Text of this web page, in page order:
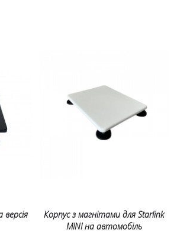
Корпус з магнітами для Starlink
MINI на автомобіль